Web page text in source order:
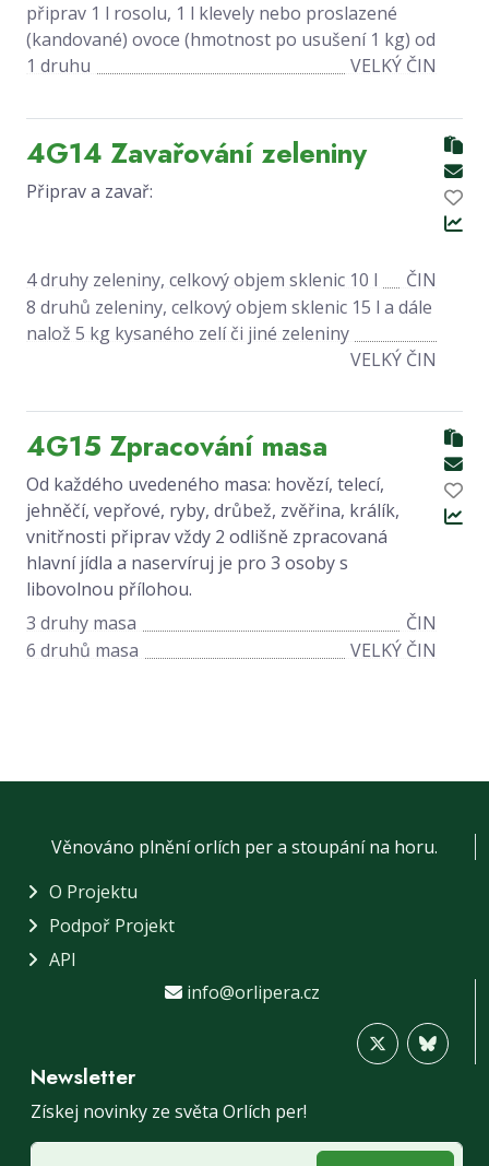
připrav 1 l rosolu, 1 l klevely nebo proslazené
(kandované) ovoce (hmotnost po usušení 1 kg) od
1 druhu
VELKÝ ČIN
4G14 Zavařování zeleniny
Připrav a zavař:
4 druhy zeleniny, celkový objem sklenic 10 l
ČIN
8 druhů zeleniny, celkový objem sklenic 15 l a dále
nalož 5 kg kysaného zelí či jiné zeleniny
VELKÝ ČIN
4G15 Zpracování masa
Od každého uvedeného masa: hovězí, telecí,
jehněčí, vepřové, ryby, drůbež, zvěřina, králík,
vnitřnosti připrav vždy 2 odlišně zpracovaná
hlavní jídla a naservíruj je pro 3 osoby s
libovolnou přílohou.
3 druhy masa
ČIN
6 druhů masa
VELKÝ ČIN
Věnováno plnění orlích per a stoupání na horu.
O Projektu
Podpoř Projekt
API
info@orlipera.cz
Newsletter
Získej novinky ze světa Orlích per!